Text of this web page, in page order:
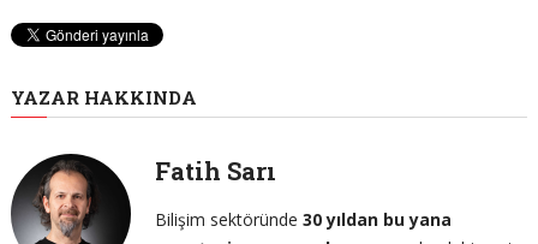
YAZAR HAKKINDA
Fatih Sarı
Bilişim sektöründe 30 yıldan bu yana